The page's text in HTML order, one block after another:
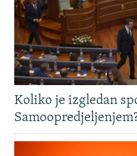
Koliko je izgledan